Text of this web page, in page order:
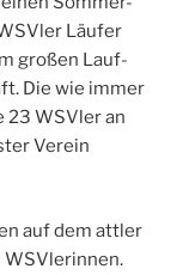
Läufer
großen Lauf-
Die wie immer
WSVler an
Verein
auf dem attler
WSVlerinnen.